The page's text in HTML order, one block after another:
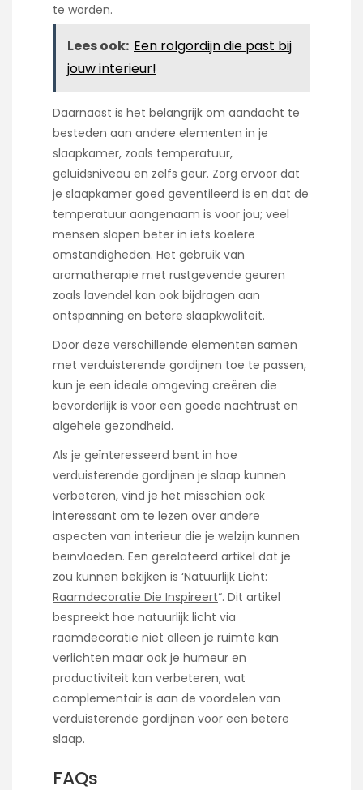
te worden.
Lees ook: Een rolgordijn die past bij
jouw interieur!
Daarnaast is het belangrijk om aandacht te
besteden aan andere elementen in je
slaapkamer, zoals temperatuur,
geluidsniveau en zelfs geur. Zorg ervoor dat
je slaapkamer goed geventileerd is en dat de
temperatuur aangenaam is voor jou; veel
mensen slapen beter in iets koelere
omstandigheden. Het gebruik van
aromatherapie met rustgevende geuren
zoals lavendel kan ook bijdragen aan
ontspanning en betere slaapkwaliteit.
Door deze verschillende elementen samen
met verduisterende gordijnen toe te passen,
kun je een ideale omgeving creëren die
bevorderlijk is voor een goede nachtrust en
algehele gezondheid.
Als je geïnteresseerd bent in hoe
verduisterende gordijnen je slaap kunnen
verbeteren, vind je het misschien ook
interessant om te lezen over andere
aspecten van interieur die je welzijn kunnen
beïnvloeden. Een gerelateerd artikel dat je
zou kunnen bekijken is ‘Natuurlijk Licht:
Raamdecoratie Die Inspireert“. Dit artikel
bespreekt hoe natuurlijk licht via
raamdecoratie niet alleen je ruimte kan
verlichten maar ook je humeur en
productiviteit kan verbeteren, wat
complementair is aan de voordelen van
verduisterende gordijnen voor een betere
slaap.
FAQs